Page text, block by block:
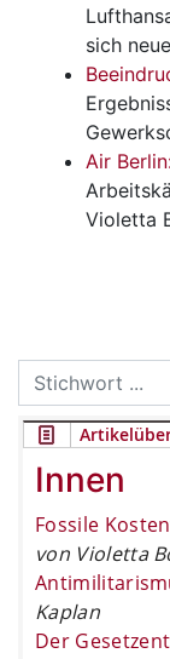
sich
Air
Violetta
Search
for:
Innen
Fossile
von Violetta
Kaplan
Der